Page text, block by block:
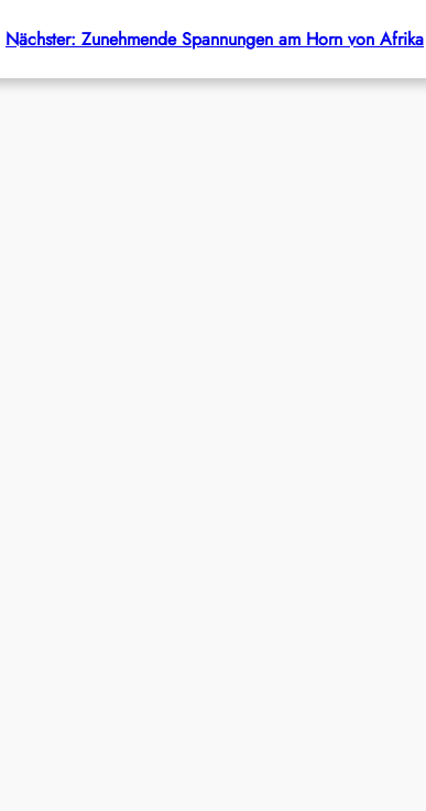
Nächster: Zunehmende Spannungen am Horn von Afrika